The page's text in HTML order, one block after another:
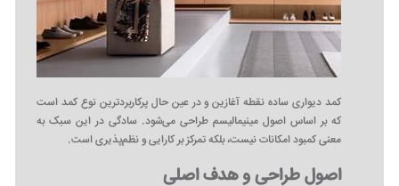
کمد دیواری ساده نقطه آغازین و در عین حال پرکاربردترین نوع کمد است
که بر اساس اصول مینیمالیسم طراحی می‌شود. سادگی در این سبک به
معنی کمبود امکانات نیست، بلکه تمرکز بر کارایی و نظم‌پذیری است.
اصول طراحی و هدف اصلی